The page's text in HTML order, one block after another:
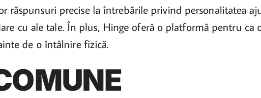
răspunsuri precise la întrebările privind personalitatea
cu ale tale. În plus, Hinge oferă o platformă pentru ca
de o întâlnire fizică.